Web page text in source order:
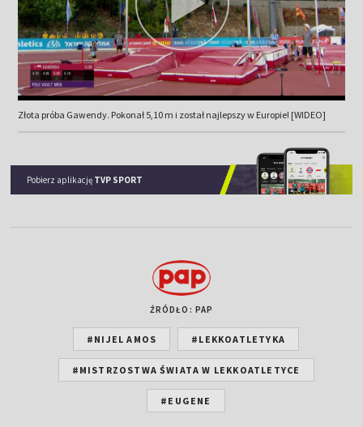
Złota próba Gawendy. Pokonał 5,10 m i został najlepszy w Europie! [WIDEO]
Pobierz aplikację TVP SPORT
ŹRÓDŁO: PAP
#NIJEL AMOS #LEKKOATLETYKA
#MISTRZOSTWA ŚWIATA W LEKKOATLETYCE
#EUGENE